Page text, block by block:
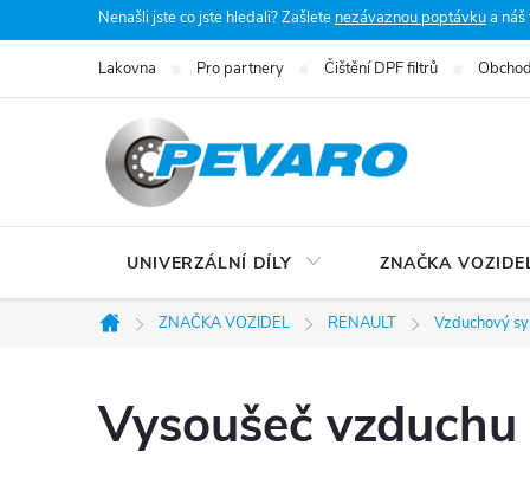
na
Nenašli jste co jste hledali? Zašlete nezávaznou poptávkua
Lakovna Pro partnery Čištění DPF filtrů
UNIVERZÁLNÍ DÍLY ZNAČKA
Domů
ZNAČKA VOZIDEL RENAULT Vzduchový
Vysoušeč vzduchu